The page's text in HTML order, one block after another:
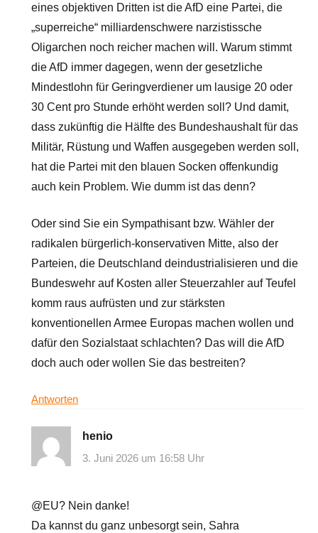
eines objektiven Dritten ist die AfD eine Partei, die
„superreiche“ milliardenschwere narzistissche
Oligarchen noch reicher machen will. Warum stimmt
die AfD immer dagegen, wenn der gesetzliche
Mindestlohn für Geringverdiener um lausige 20 oder
30 Cent pro Stunde erhöht werden soll? Und damit,
dass zukünftig die Hälfte des Bundeshaushalt für das
Militär, Rüstung und Waffen ausgegeben werden soll,
hat die Partei mit den blauen Socken offenkundig
auch kein Problem. Wie dumm ist das denn?
Oder sind Sie ein Sympathisant bzw. Wähler der
radikalen bürgerlich-konservativen Mitte, also der
Parteien, die Deutschland deindustrialisieren und die
Bundeswehr auf Kosten aller Steuerzahler auf Teufel
komm raus aufrüsten und zur stärksten
konventionellen Armee Europas machen wollen und
dafür den Sozialstaat schlachten? Das will die AfD
doch auch oder wollen Sie das bestreiten?
Antworten
henio
3. Juni 2026 um 16:58 Uhr
@EU? Nein danke!
Da kannst du ganz unbesorgt sein, Sahra